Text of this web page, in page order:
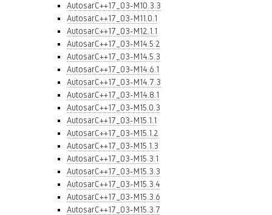
AutosarC++17_03-M10.3.3
AutosarC++17_03-M11.0.1
AutosarC++17_03-M12.1.1
AutosarC++17_03-M14.5.2
AutosarC++17_03-M14.5.3
AutosarC++17_03-M14.6.1
AutosarC++17_03-M14.7.3
AutosarC++17_03-M14.8.1
AutosarC++17_03-M15.0.3
AutosarC++17_03-M15.1.1
AutosarC++17_03-M15.1.2
AutosarC++17_03-M15.1.3
AutosarC++17_03-M15.3.1
AutosarC++17_03-M15.3.3
AutosarC++17_03-M15.3.4
AutosarC++17_03-M15.3.6
AutosarC++17_03-M15.3.7